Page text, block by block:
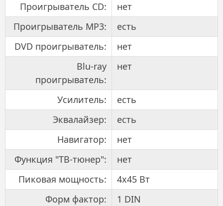
Проигрыватель CD:
нет
Проигрыватель MP3:
есть
DVD проигрыватель:
нет
Blu-ray
проигрыватель:
нет
Усилитель:
есть
Эквалайзер:
есть
Навигатор:
нет
Функция "ТВ-тюнер":
нет
Пиковая мощность:
4x45 Вт
Форм фактор:
1 DIN